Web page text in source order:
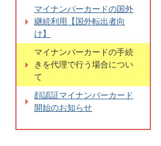
マイナンバーカードの国外
継続利用【国外転出者向
け】
マイナンバーカードの手続
きを代理で行う場合につい
て
顔認証マイナンバーカード
開始のお知らせ